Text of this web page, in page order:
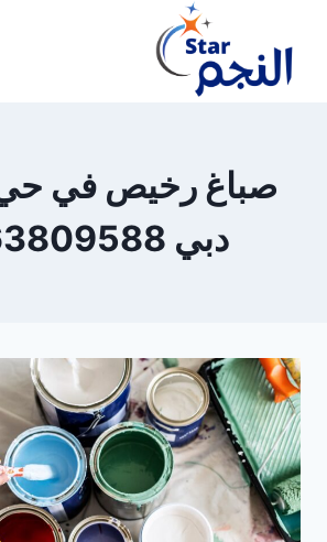
المحتوى
صباغ رخيص في حي
دبي 0563809588